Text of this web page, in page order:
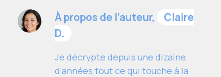
À propos de l’auteur,
Claire
D.
Je décrypte depuis une dizaine
d'années tout ce qui touche à la